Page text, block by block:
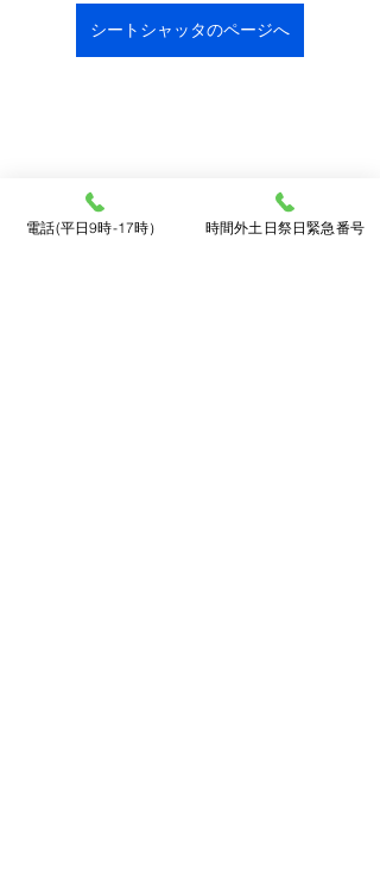
シートシャッタのページへ
電話(平日9時-17時） 時間外土日祭日緊急番号